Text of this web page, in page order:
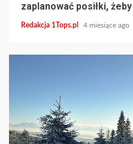
zaplanować posiłki,
Redakcja 1Tops.pl 4 miesiące ago